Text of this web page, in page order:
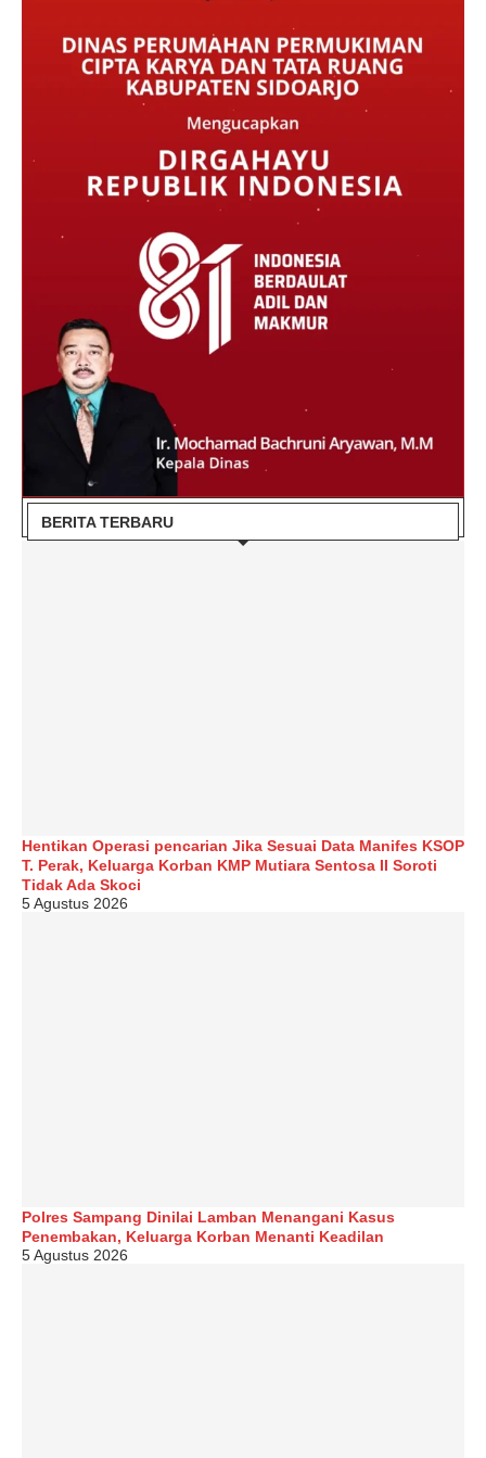
BERITA TERBARU
Hentikan Operasi pencarian Jika Sesuai Data Manifes KSOP
T. Perak, Keluarga Korban KMP Mutiara Sentosa II Soroti
Tidak Ada Skoci
5 Agustus 2026
Polres Sampang Dinilai Lamban Menangani Kasus
Penembakan, Keluarga Korban Menanti Keadilan
5 Agustus 2026